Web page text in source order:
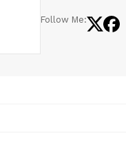
Follow Me: